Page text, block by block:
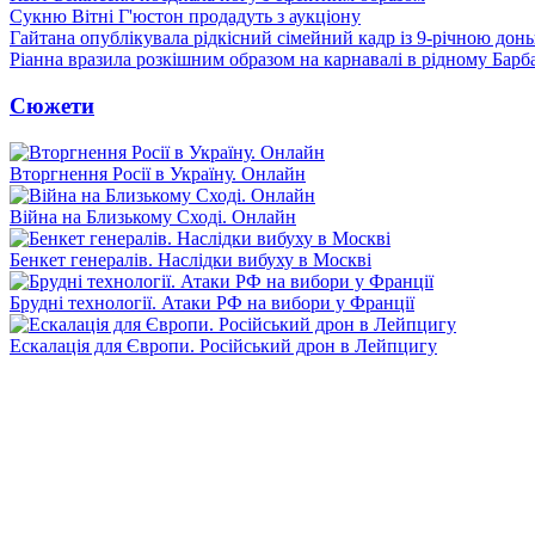
Сукню Вітні Г'юстон продадуть з аукціону
Гайтана опублікувала рідкісний сімейний кадр із 9-річною
Ріанна вразила розкішним образом на карнавалі в рідному
Сюжети
Вторгнення Росії в Україну. Онлайн
Війна на Близькому Сході. Онлайн
Бенкет генералів. Наслідки вибуху в Москві
Брудні технології. Атаки РФ на вибори у Франції
Ескалація для Європи. Російський дрон в Лейпцигу